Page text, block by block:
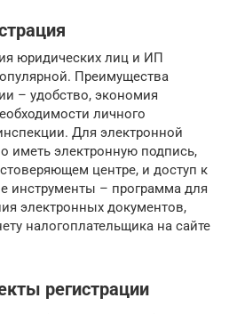
юридических лиц и ИП
Преимущества
– удобство, экономия
личного
Для электронной
иметь электронную подпись,
центре, и доступ к
инструменты – программа для
электронных документов,
налогоплательщика на сайте
регистрации